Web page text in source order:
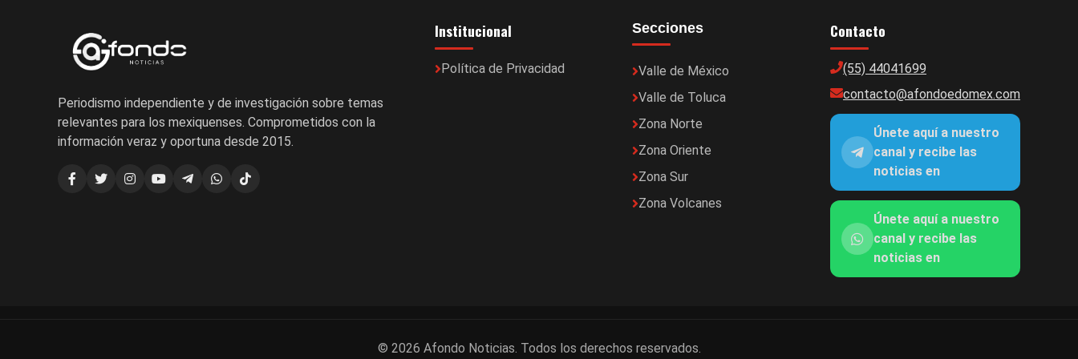
Periodismo independiente y de investigación sobre temas
relevantes para los mexiquenses. Comprometidos con la
información veraz y oportuna desde 2015.
Institucional
Política de Privacidad
Secciones
Valle de México
Valle de Toluca
Zona Norte
Zona Oriente
Zona Sur
Zona Volcanes
Contacto
(55) 44041699
contacto@afondoedomex.com
Únete aquí a nuestro
canal y recibe las
noticias en
Únete aquí a nuestro
canal y recibe las
noticias en
© 2026 Afondo Noticias. Todos los derechos reservados.